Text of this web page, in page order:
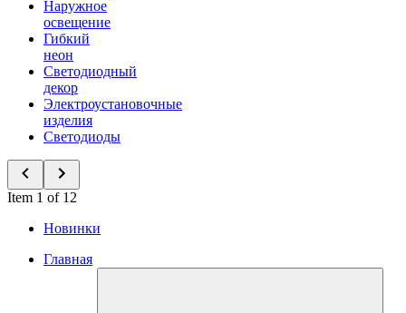
Наружное
освещение
Гибкий
неон
Светодиодный
декор
Электроустановочные
изделия
Светодиоды
Item 1 of 12
Новинки
Главная